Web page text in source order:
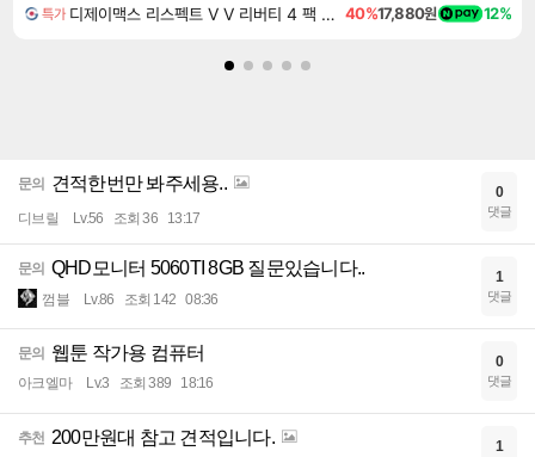
특가 디제이맥스 리스펙트 V V 리버티 4 팩 DJMAX RESPECT V V Liberty 4 Pack DLC 40%17,880원 12%
문의 견적한번만 봐주세용..
디브릴 Lv.56 조회 36 13:17
0
댓글
문의 QHD모니터 5060TI 8GB 질문있습니다..
껌블 Lv.86 조회 142 08:36
1
댓글
문의 웹툰 작가용 컴퓨터
아크엘마 Lv.3 조회 389 18:16
0
댓글
추천 200만원대 참고 견적입니다. 1